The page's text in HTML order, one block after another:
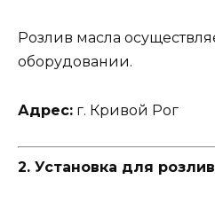
Розлив масла
оборудовании.
Адрес: г. Кривой Рог
2. Установка для